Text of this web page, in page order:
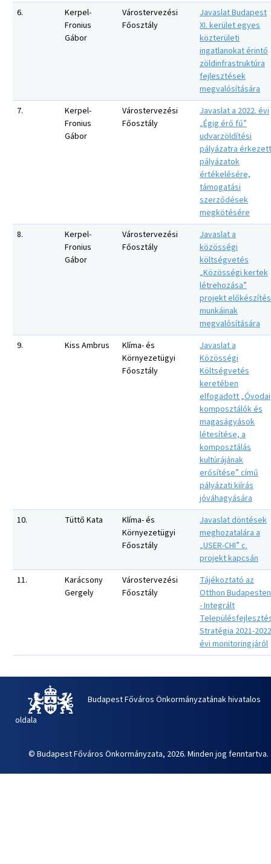
6.
Kerpel-
Fronius
Gábor
Várostervezési
Főosztály
Javaslat Budapest
XI. kerület egyes
közterületi
ingatlanokat érintő
zöldinfrastruktúra
fejlesztések
megvalósítására
7.
Kerpel-
Fronius
Gábor
Várostervezési
Főosztály
Javaslat a 2022. évi
„Égig érő fű”
udvarzöldítési
pályázatra érkezett
pályázatok
értékelésére,
támogatási
szerződések
megkötésére
8.
Kerpel-
Fronius
Gábor
Várostervezési
Főosztály
Javaslat a
közösségi
költségvetés
„Közösségi kertek
létrehozása”
projekt
munkáinak
megvalósítására
9.
Kiss Ambrus
Klíma- és
Környezetügyi
Főosztály
Javaslat a
Közösségi
Költségvetés
keretében
elfogadott „Óvodai
komposztálók és
magaságyások
létesítése, a
komposztálás
kultúrájának
erősítése” című
pályázati kiírás
jóváhagyására
10.
Tüttő Kata
Klíma- és
Környezetügyi
Főosztály
Javaslat döntések
meghozatalára a
„USER-CHI” c.
projekt kapcsán
11.
Karácsony
Gergely
Várostervezési
Főosztály
Tájékoztató az
Otthon Budapesten
- Integrált
Stratégia 2021-
évi monitoringjáról
Budapest Főváros Önkormányzatának hivatalos
oldala
© Budapest Főváros Önkormányzata, 2026. Minden jog fenntartva.